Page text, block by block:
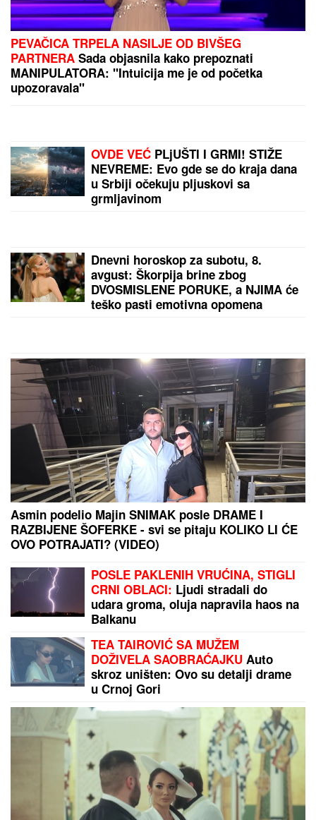
PEVAČICA TRPELA NASILJE OD BIVŠEG
PARTNERA Sada objasnila kako prepoznati
MANIPULATORA: "Intuicija me je od početka
upozoravala"
OVDE VEĆ PLjUŠTI I GRMI! STIŽE
NEVREME: Evo gde se do kraja dana
u Srbiji očekuju pljuskovi sa
grmljavinom
Dnevni horoskop za subotu, 8.
avgust: Škorpija brine zbog
DVOSMISLENE PORUKE, a NJIMA će
teško pasti emotivna opomena
Asmin podelio Majin SNIMAK posle DRAME I
RAZBIJENE ŠOFERKE - svi se pitaju KOLIKO LI ĆE
OVO POTRAJATI? (VIDEO)
POSLE PAKLENIH VRUĆINA, STIGLI
CRNI OBLACI: Ljudi stradali do
udara groma, oluja napravila haos na
Balkanu
TEA TAIROVIĆ SA MUŽEM
DOŽIVELA SAOBRAĆAJKU Auto
skroz uništen: Ovo su detalji drame
u Crnoj Gori